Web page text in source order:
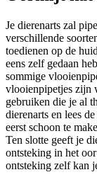
Je dierenarts zal
verschillende
toedienen op de
eens zelf gedaan
sommige
vlooienpipetjes zijn
gebruiken die je al
dierenarts en lees
eerst schoon te
Ten slotte geeft je
ontsteking in het
ontsteking zelf kan